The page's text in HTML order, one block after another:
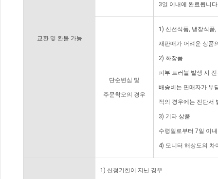
교환 및 환불 가능
3일 이내에 완료됩니
단순변심 및
주문착오의 경우
1) 신선식품, 냉장식품
재판매가 어려운 상품
2) 화장품
피부 트러블 발생 시
배송비는 판매자가 부
적의 경우에는 진단서
3) 기타 상품
수령일로부터 7일 이
4) 모니터 해상도의 차
1) 신청기한이 지난 경우